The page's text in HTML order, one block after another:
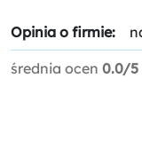
Opinia o firmie:
średnia ocen 0.0/5